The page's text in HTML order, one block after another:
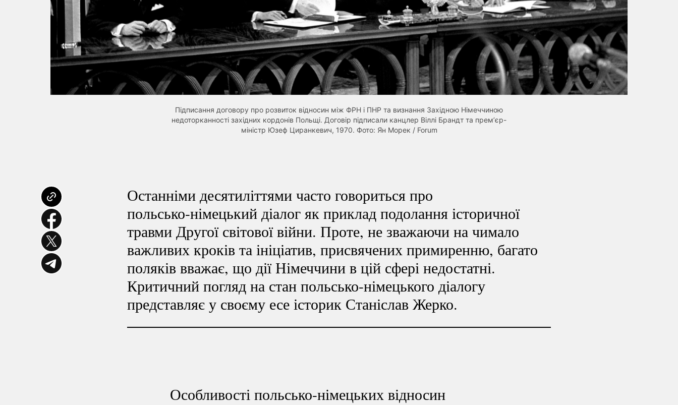
Підписання договору про розвиток відносин між ФРН і ПНР та визнання Західною Німеччиною
недоторканності західних кордонів Польщі. Договір підписали канцлер Віллі Брандт та премʼєр-
міністр Юзеф Циранкевич, 1970. Фото: Ян Морек / Forum
Останніми десятиліттями часто говориться про
польсько-німецький діалог як приклад подолання історичної
травми Другої світової війни. Проте, не зважаючи на чимало
важливих кроків та ініціатив, присвячених примиренню, багато
поляків вважає, що дії Німеччини в цій сфері недостатні.
Критичний погляд на стан польсько-німецького діалогу
представляє у своєму есе історик Станіслав Жерко.
Особливості польсько-німецьких відносин